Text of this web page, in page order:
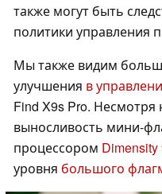
также могут быть
политики управления
Мы также видим
улучшения в
Find X9s Pro.
выносливость мини-
процессором Dimensity
уровня большого